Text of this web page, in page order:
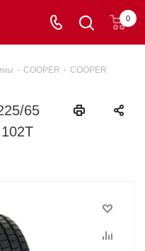
0
- COOPER - COOPER
65